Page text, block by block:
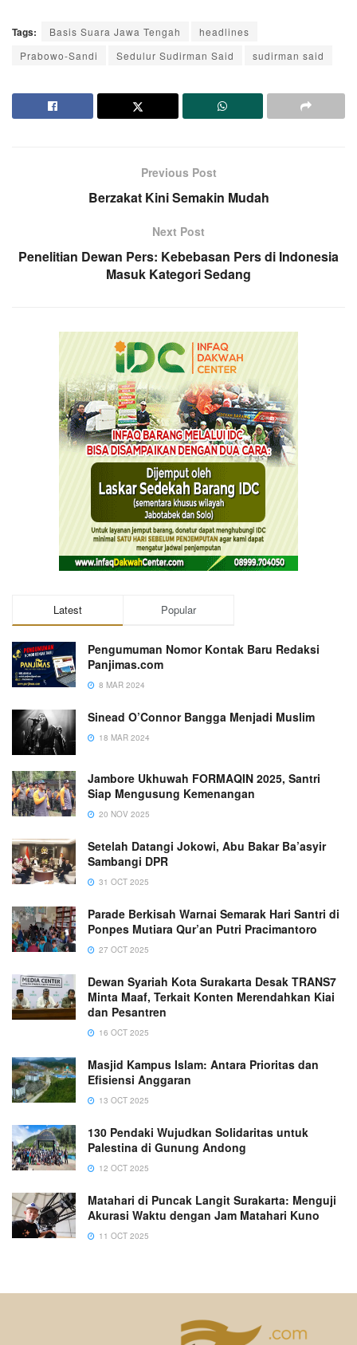
Tags: Basis Suara Jawa Tengah
headlines
Prabowo-Sandi
Sedulur Sudirman Said sudirman said
Previous Post
Berzakat Kini Semakin Mudah
Next Post
Penelitian Dewan Pers: Kebebasan Pers di Indonesia
Masuk Kategori Sedang
Latest Popular
Pengumuman Nomor Kontak Baru Redaksi
Panjimas.com
8 MAR 2024
Sinead O’Connor Bangga Menjadi Muslim
18 MAR 2024
Jambore Ukhuwah FORMAQIN 2025, Santri
Siap Mengusung Kemenangan
20 NOV 2025
Setelah Datangi Jokowi, Abu Bakar Ba’asyir
Sambangi DPR
31 OCT 2025
Parade Berkisah Warnai Semarak Hari Santri di
Ponpes Mutiara Qur’an Putri Pracimantoro
27 OCT 2025
Dewan Syariah Kota Surakarta Desak TRANS7
Minta Maaf, Terkait Konten Merendahkan Kiai
dan Pesantren
16 OCT 2025
Masjid Kampus Islam: Antara Prioritas dan
Efisiensi Anggaran
13 OCT 2025
130 Pendaki Wujudkan Solidaritas untuk
Palestina di Gunung Andong
12 OCT 2025
Matahari di Puncak Langit Surakarta: Menguji
Akurasi Waktu dengan Jam Matahari Kuno
11 OCT 2025